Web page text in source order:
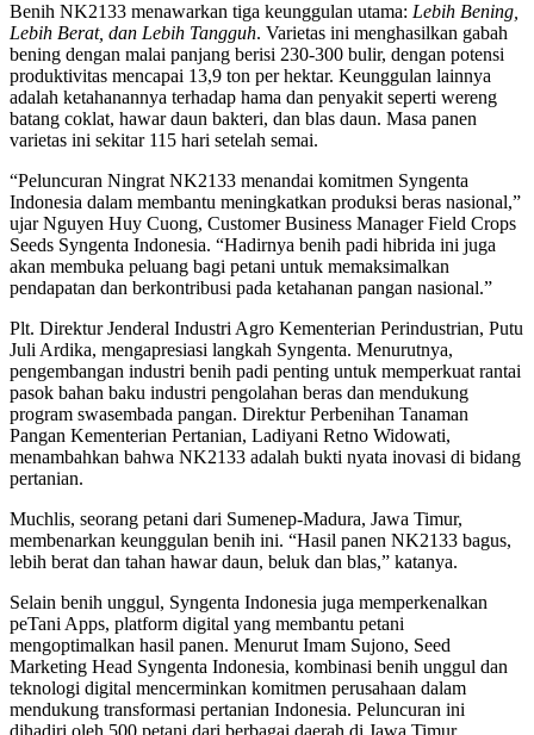
Benih NK2133 menawarkan tiga keunggulan utama: Lebih Bening,
Lebih Berat, dan Lebih Tangguh. Varietas ini menghasilkan gabah
bening dengan malai panjang berisi 230-300 bulir, dengan potensi
produktivitas mencapai 13,9 ton per hektar. Keunggulan lainnya
adalah ketahanannya terhadap hama dan penyakit seperti wereng
batang coklat, hawar daun bakteri, dan blas daun. Masa panen
varietas ini sekitar 115 hari setelah semai.
“Peluncuran Ningrat NK2133 menandai komitmen Syngenta
Indonesia dalam membantu meningkatkan produksi beras nasional,”
ujar Nguyen Huy Cuong, Customer Business Manager Field Crops
Seeds Syngenta Indonesia. “Hadirnya benih padi hibrida ini juga
akan membuka peluang bagi petani untuk memaksimalkan
pendapatan dan berkontribusi pada ketahanan pangan nasional.”
Plt. Direktur Jenderal Industri Agro Kementerian Perindustrian, Putu
Juli Ardika, mengapresiasi langkah Syngenta. Menurutnya,
pengembangan industri benih padi penting untuk memperkuat rantai
pasok bahan baku industri pengolahan beras dan mendukung
program swasembada pangan. Direktur Perbenihan Tanaman
Pangan Kementerian Pertanian, Ladiyani Retno Widowati,
menambahkan bahwa NK2133 adalah bukti nyata inovasi di bidang
pertanian.
Muchlis, seorang petani dari Sumenep-Madura, Jawa Timur,
membenarkan keunggulan benih ini. “Hasil panen NK2133 bagus,
lebih berat dan tahan hawar daun, beluk dan blas,” katanya.
Selain benih unggul, Syngenta Indonesia juga memperkenalkan
peTani Apps, platform digital yang membantu petani
mengoptimalkan hasil panen. Menurut Imam Sujono, Seed
Marketing Head Syngenta Indonesia, kombinasi benih unggul dan
teknologi digital mencerminkan komitmen perusahaan dalam
mendukung transformasi pertanian Indonesia. Peluncuran ini